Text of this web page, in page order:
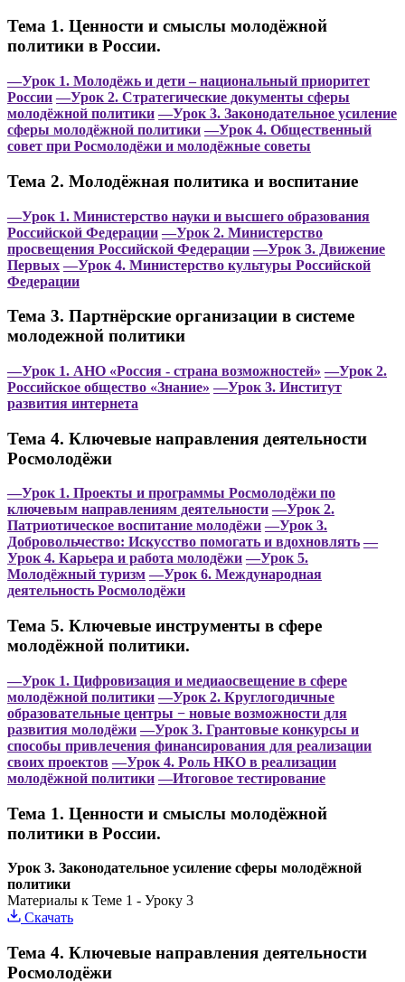
Тема 1. Ценности и смыслы молодёжной
политики в России.
—Урок 1. Молодёжь и дети – национальный приоритет
России —Урок 2. Стратегические документы сферы
молодёжной политики —Урок 3. Законодательное усиление
сферы молодёжной политики —Урок 4. Общественный
совет при Росмолодёжи и молодёжные советы
Тема 2. Молодёжная политика и воспитание
—Урок 1. Министерство науки и высшего образования
Российской Федерации —Урок 2. Министерство
просвещения Российской Федерации —Урок 3. Движение
Первых —Урок 4. Министерство культуры Российской
Федерации
Тема 3. Партнёрские организации в системе
молодежной политики
—Урок 1. АНО «Россия - страна возможностей» —Урок 2.
Российское общество «Знание» —Урок 3. Институт
развития интернета
Тема 4. Ключевые направления деятельности
Росмолодёжи
—Урок 1. Проекты и программы Росмолодёжи по
ключевым направлениям деятельности —Урок 2.
Патриотическое воспитание молодёжи —Урок 3.
Добровольчество: Искусство помогать и вдохновлять —
Урок 4. Карьера и работа молодёжи —Урок 5.
Молодёжный туризм —Урок 6. Международная
деятельность Росмолодёжи
Тема 5. Ключевые инструменты в сфере
молодёжной политики.
—Урок 1. Цифровизация и медиаосвещение в сфере
молодёжной политики —Урок 2. Круглогодичные
образовательные центры − новые возможности для
развития молодёжи —Урок 3. Грантовые конкурсы и
способы привлечения финансирования для реализации
своих проектов —Урок 4. Роль НКО в реализации
молодёжной политики —Итоговое тестирование
Тема 1. Ценности и смыслы молодёжной
политики в России.
Урок 3. Законодательное усиление сферы молодёжной
политики
Материалы к Теме 1 - Уроку 3
Скачать
Тема 4. Ключевые направления деятельности
Росмолодёжи